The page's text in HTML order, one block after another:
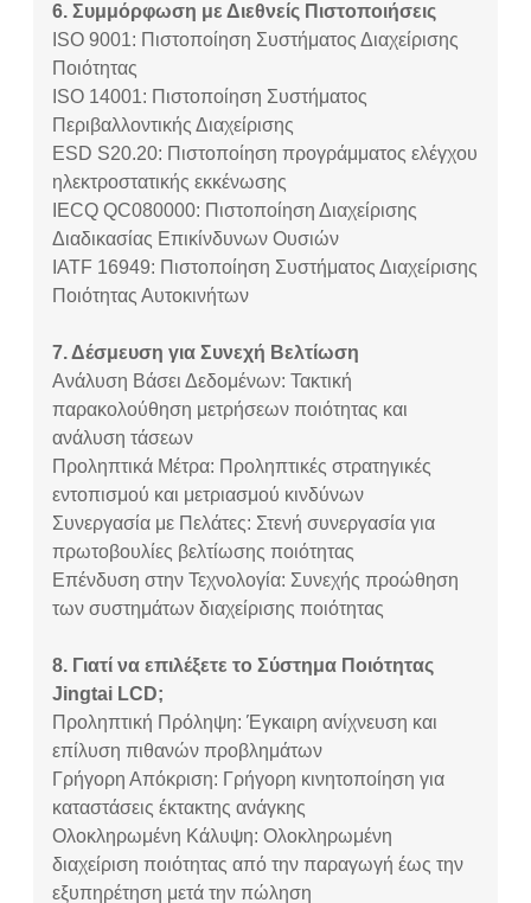
6. Συμμόρφωση με Διεθνείς Πιστοποιήσεις
ISO 9001: Πιστοποίηση Συστήματος Διαχείρισης
Ποιότητας
ISO 14001: Πιστοποίηση Συστήματος
Περιβαλλοντικής Διαχείρισης
ESD S20.20: Πιστοποίηση προγράμματος ελέγχου
ηλεκτροστατικής εκκένωσης
IECQ QC080000: Πιστοποίηση Διαχείρισης
Διαδικασίας Επικίνδυνων Ουσιών
IATF 16949: Πιστοποίηση Συστήματος Διαχείρισης
Ποιότητας Αυτοκινήτων
7. Δέσμευση για Συνεχή Βελτίωση
Ανάλυση Βάσει Δεδομένων: Τακτική
παρακολούθηση μετρήσεων ποιότητας και
ανάλυση τάσεων
Προληπτικά Μέτρα: Προληπτικές στρατηγικές
εντοπισμού και μετριασμού κινδύνων
Συνεργασία με Πελάτες: Στενή συνεργασία για
πρωτοβουλίες βελτίωσης ποιότητας
Επένδυση στην Τεχνολογία: Συνεχής προώθηση
των συστημάτων διαχείρισης ποιότητας
8. Γιατί να επιλέξετε το Σύστημα Ποιότητας
Jingtai LCD;
Προληπτική Πρόληψη: Έγκαιρη ανίχνευση και
επίλυση πιθανών προβλημάτων
Γρήγορη Απόκριση: Γρήγορη κινητοποίηση για
καταστάσεις έκτακτης ανάγκης
Ολοκληρωμένη Κάλυψη: Ολοκληρωμένη
διαχείριση ποιότητας από την παραγωγή έως την
εξυπηρέτηση μετά την πώληση